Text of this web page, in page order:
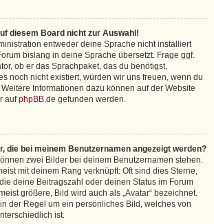
diesem Board nicht zur Auswahl!
entweder deine Sprache nicht installiert
bislang in deine Sprache übersetzt. Frage ggf.
ob er das Sprachpaket, das du benötigst,
noch nicht existiert, würden wir uns freuen, wenn du
Informationen dazu können auf der Website
aufphpBB.de gefunden werden.
die bei meinem Benutzernamen angezeigt werden?
zwei Bilder bei deinem Benutzernamen stehen.
mit deinem Rang verknüpft: Oft sind dies Sterne,
deine Beitragszahl oder deinen Status im Forum
größere, Bild wird auch als „Avatar“ bezeichnet.
der Regel um ein persönliches Bild, welches von
ist.